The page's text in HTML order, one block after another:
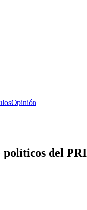
Opinión
políticos del PRI